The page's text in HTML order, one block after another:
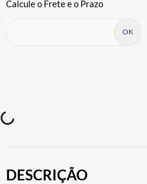
DESCRIÇÃO